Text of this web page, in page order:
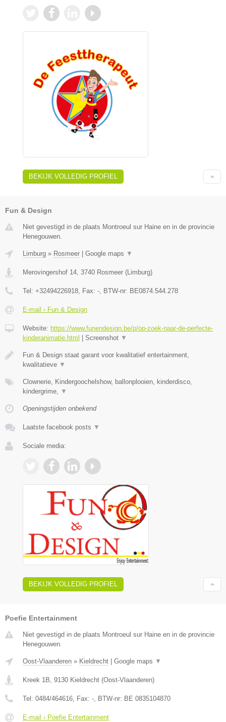
BEKIJK VOLLEDIG PROFIEL
Fun & Design
Niet gevestigd in de plaats Montroeul sur Haine en in de provincie
Henegouwen.
Limburg » Rosmeer | Google maps ▼
Merovingershof 14 3740 Rosmeer (Limburg)
Tel: +32494226918 , Fax: - , BTW-nr: BE0874.544.278
E-mail › Fun & Design
Website: https://www.funendesign.be/p/op-zoek-naar-de-perfecte-
kinderanimatie.html | Screenshot ▼
Fun & Design staat garant voor kwalitatief entertainment,
kwalitatieve ▼
Clownerie, Kindergoochelshow, ballonplooien, kinderdisco,
kindergrime,
▼
Openingstijden onbekend
Laatste facebook posts ▼
Sociale media:
BEKIJK VOLLEDIG PROFIEL
Poefie Entertainment
Niet gevestigd in de plaats Montroeul sur Haine en in de provincie
Henegouwen.
Oost-Vlaanderen » Kieldrecht Google maps ▼
Kreek 1B, 9130 Kieldrecht (Oost-Vlaanderen)
Tel: 0484/464616, Fax: -, BTW-nr: BE 0835104870
E-mail › Poefie Entertainment